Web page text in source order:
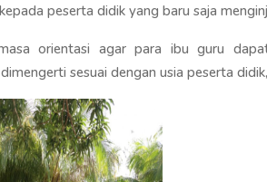
peserta didik yang baru saja
orientasi agar para ibu guru
sesuai dengan usia peserta